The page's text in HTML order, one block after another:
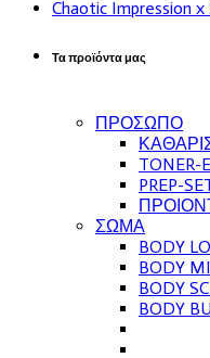
Chaotic Impression
Τα προϊόντα μας
ΠΡΟΣΩΠΟ
TONER-
PREP-
ΣΩΜΑ
BODY
BODY
BODY
BODY